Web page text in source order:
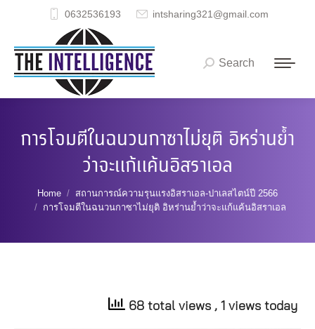
0632536193 intsharing321@gmail.com
Search:
Search
การโจมตีในฉนวนกาซาไม่ยุติ อิหร่านย้ำ
ว่าจะแก้แค้นอิสราเอล
You are here:
Home
สถานการณ์ความรุนแรงอิสราเอล-ปาเลสไตน์ปี 2566
การโจมตีในฉนวนกาซาไม่ยุติ อิหร่านย้ำว่าจะแก้แค้นอิสราเอล
68 total views , 1 views today